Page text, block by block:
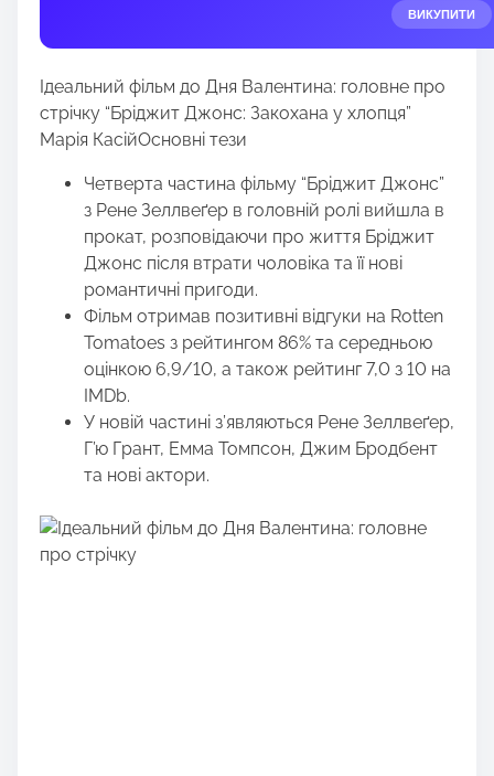
t
i
s
p
ВИКУПИТИ
Ідеальний фільм до Дня Валентина: головне про
стрічку “Бріджит Джонс: Закохана у хлопця”
Марія КасійОсновні тези
Четверта частина фільму “Бріджит Джонс”
з Рене Зеллвеґер в головній ролі вийшла в
прокат, розповідаючи про життя Бріджит
Джонс після втрати чоловіка та її нові
романтичні пригоди.
Фільм отримав позитивні відгуки на Rotten
Tomatoes з рейтингом 86% та середньою
оцінкою 6,9/10, а також рейтинг 7,0 з 10 на
IMDb.
У новій частині з’являються Рене Зеллвеґер,
Г’ю Грант, Емма Томпсон, Джим Бродбент
та нові актори.